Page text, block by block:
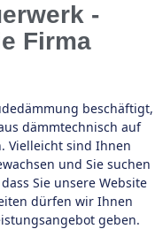
-
Firma
beschäftigt,
dämmtechnisch auf
Vielleicht sind Ihnen
und Sie suchen
Sie unsere Website
dürfen wir Ihnen
geben.